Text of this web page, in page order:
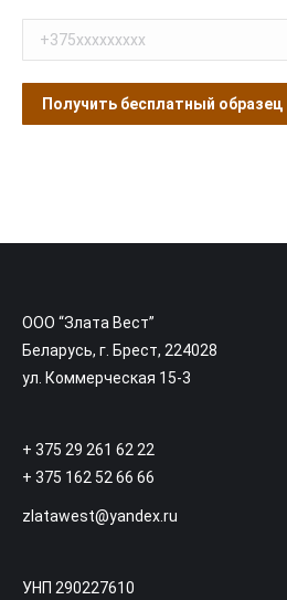
ООО “Злата Вест”
Беларусь, г. Брест, 224028
ул. Коммерческая 15-3
+ 375 29 261 62 22
+ 375 162 52 66 66
zlatawest@yandex.ru
УНП 290227610